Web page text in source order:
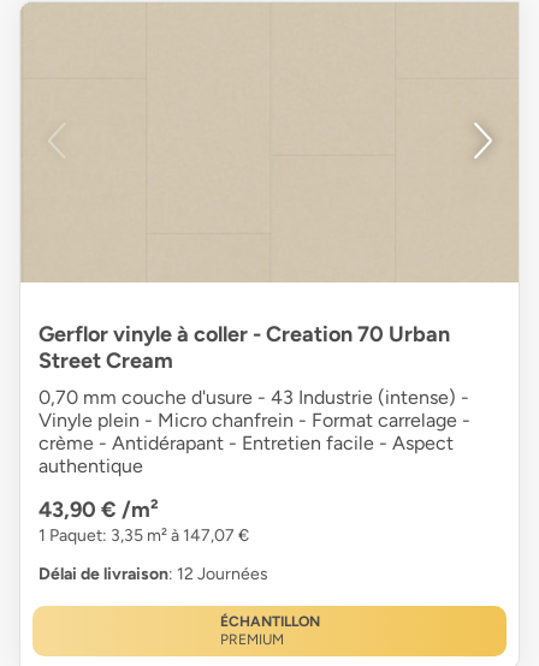
Gerflor vinyle à coller - Creation 70 Urban
Street Cream
0,70 mm couche d'usure - 43 Industrie (intense) -
Vinyle plein - Micro chanfrein - Format carrelage -
crème - Antidérapant - Entretien facile - Aspect
authentique
43,90 € /m²
1 Paquet: 3,35 m² à 147,07 €
Délai de livraison: 12 Journées
ÉCHANTILLON
PREMIUM